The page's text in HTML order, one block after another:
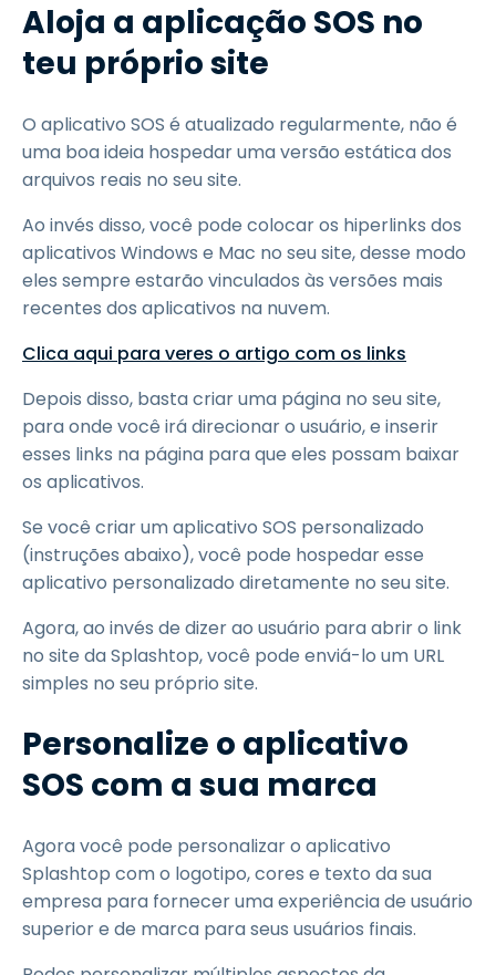
Aloja a aplicação SOS no
teu próprio site
O aplicativo SOS é atualizado regularmente, não é
uma boa ideia hospedar uma versão estática dos
arquivos reais no seu site.
Ao invés disso, você pode colocar os hiperlinks dos
aplicativos Windows e Mac no seu site, desse modo
eles sempre estarão vinculados às versões mais
recentes dos aplicativos na nuvem.
Clica aqui para veres o artigo com os links
Depois disso, basta criar uma página no seu site,
para onde você irá direcionar o usuário, e inserir
esses links na página para que eles possam baixar
os aplicativos.
Se você criar um aplicativo SOS personalizado
(instruções abaixo), você pode hospedar esse
aplicativo personalizado diretamente no seu site.
Agora, ao invés de dizer ao usuário para abrir o link
no site da Splashtop, você pode enviá-lo um URL
simples no seu próprio site.
Personalize o aplicativo
SOS com a sua marca
Agora você pode personalizar o aplicativo
Splashtop com o logotipo, cores e texto da sua
empresa para fornecer uma experiência de usuário
superior e de marca para seus usuários finais.